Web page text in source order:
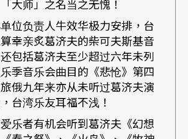
代作曲家的受难曲……，二○○一
诞辰，英国皇家科芬园剧院以基洛
系列歌剧以及芭蕾巡演为其祝寿。
持，葛济夫做到「马林斯基」不再
词，更在唱片史上为俄国歌剧（注
为当今世界上最著名的歌剧院之
大师」之名当之无愧！
位负责人牛效华极力安排，台
幸亲炙葛济夫的柴可夫斯基音
包括葛济夫至少超过六年未列
季音乐会曲目的《悲怆》第四
俄九年来亦从未听过葛济夫演
台湾乐友耳福不浅！
乐者有机会听到葛济夫《幻想